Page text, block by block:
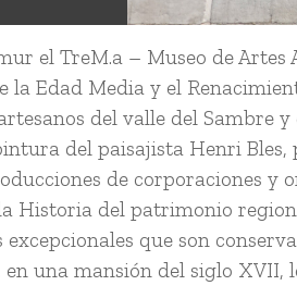
el TreM.a – Museo de Artes
la Edad Media y el
del valle del Sambre y
del paisajista Henri Bles,
de corporaciones y
Historia del patrimonio
excepcionales que son
en una mansión del siglo